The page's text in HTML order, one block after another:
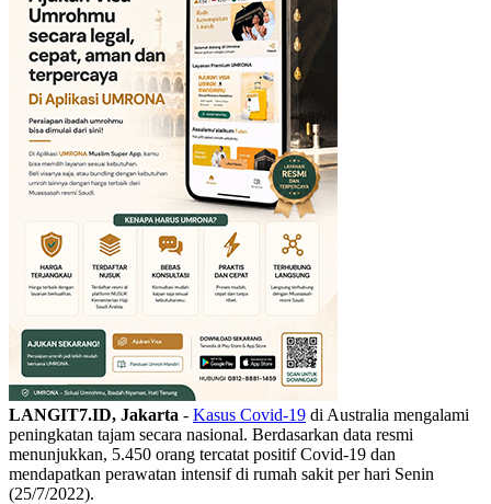
LANGIT7.ID, Jakarta - Kasus Covid-19 di Australia mengalami
peningkatan tajam secara nasional. Berdasarkan data resmi
menunjukkan, 5.450 orang tercatat positif Covid-19 dan
mendapatkan perawatan intensif di rumah sakit per hari Senin
(25/7/2022).